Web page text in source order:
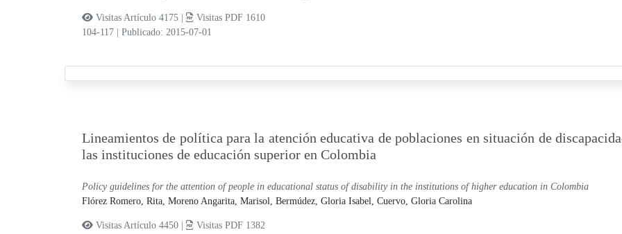
Visitas Artículo 4175 |
Visitas PDF 1610
104-117
Publicado: 2015-07-01
Lineamientos de política para la atención educativa de poblaciones en situación de
las instituciones de educación superior en Colombia
Policy guidelines for the attention of people in educational status of disability in the institutions of higher education in Colombia
Flórez Romero, Rita, Moreno Angarita, Marisol, Bermúdez, Gloria Isabel, Cuervo, Gloria Carolina
Visitas Artículo 4450 |
Visitas PDF 1382